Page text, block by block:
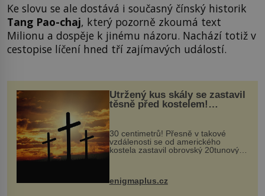
Ke slovu se ale dostává i současný čínský historik
Tang Pao-chaj, který pozorně zkoumá text
Milionu a dospěje k jinému názoru. Nachází totiž v
cestopise líčení hned tří zajímavých událostí.
Utržený kus skály se zastavil
těsně před kostelem!
Ochránila ho boží síla?
30 centimetrů! Přesně v takové
vzdálenosti se od amerického
kostela zastavil obrovský 20tunový
...
enigmaplus.cz